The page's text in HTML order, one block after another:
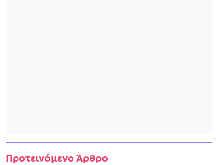
Προτεινόμενο Άρθρο